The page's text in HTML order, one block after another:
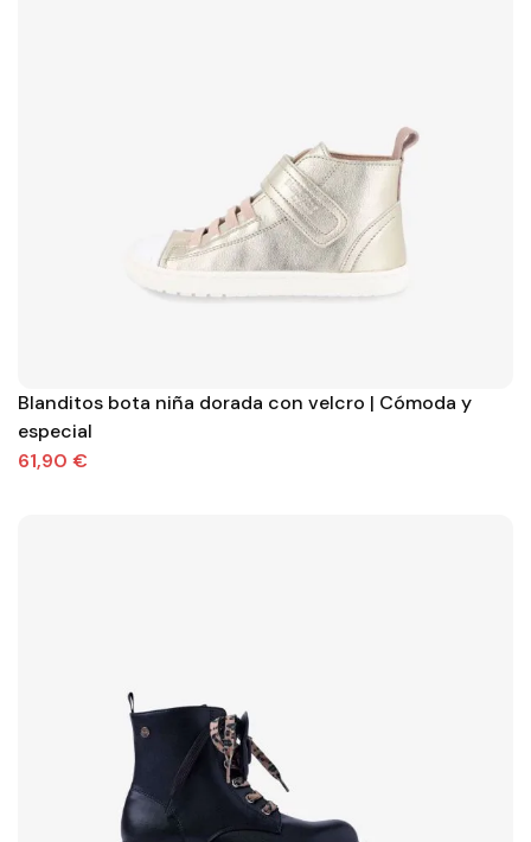
Blanditos bota niña dorada con velcro | Cómoda y
especial
61,90 €